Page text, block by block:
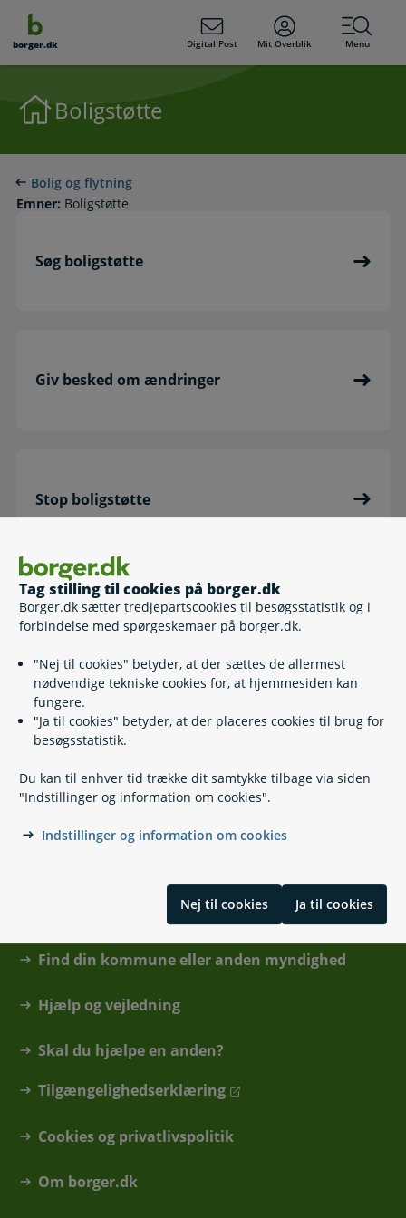
Tag stilling til cookies på borger.dk
Borger.dk sætter tredjepartscookies til besøgsstatistik og i
forbindelse med spørgeskemaer på borger.dk.
"Nej til cookies" betyder, at der sættes de allermest
nødvendige tekniske cookies for, at hjemmesiden kan
fungere.
"Ja til cookies" betyder, at der placeres cookies til brug for
besøgsstatistik.
Du kan til enhver tid trække dit samtykke tilbage via siden
"Indstillinger og information om cookies".
Indstillinger og information om cookies
Nej til cookies Ja til cookies
borger.dk Digital Post Mit Overblik Menu
Boligstøtte
Bolig og flytning
Emner: Boligstøtte
Søg boligstøtte
Giv besked om ændringer
Stop boligstøtte
Fuldmagt: Hjælp en anden med boligstøtte
Boligstøtte i særlige situationer
Find din kommune eller anden myndighed
Hjælp og vejledning
Skal du hjælpe en anden?
Tilgængelighedserklæring
Cookies og privatlivspolitik
Om borger.dk